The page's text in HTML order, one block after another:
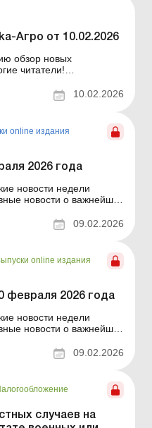
Агро от 10.02.2026
обзор новых
читатели!
...
10.02.2026
online издания
2026 года
09.02.2026
online издания
февраля 2026 года
продолжается:
09.02.2026
случаев на